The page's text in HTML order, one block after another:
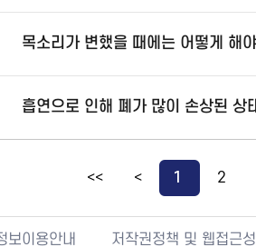
목소리가 변했을 때에는 어떻게 해
<< < 1 2
보이용안내 저작권정책 및 웹접근성